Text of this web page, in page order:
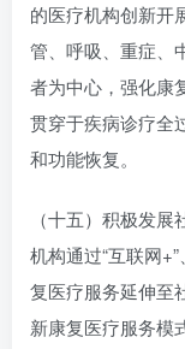
的医疗机构创新开
管、呼吸、重症、
者为中心，强化康
贯穿于疾病诊疗全
和功能恢复。
（十五）积极发
机构通过“互联网
复医疗服务延伸至
新康复医疗服务模